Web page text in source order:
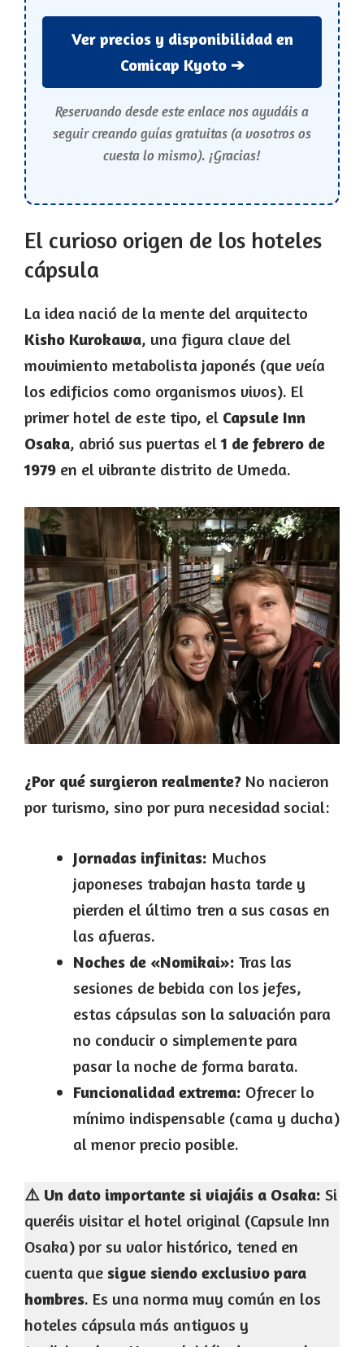
Ver precios y disponibilidad en
Comicap Kyoto ➔
Reservando desde este enlace nos ayudáis a
seguir creando guías gratuitas (a vosotros os
cuesta lo mismo). ¡Gracias!
El curioso origen de los hoteles
cápsula
La idea nació de la mente del arquitecto
Kisho Kurokawa, una figura clave del
movimiento metabolista japonés (que veía
los edificios como organismos vivos). El
primer hotel de este tipo, el Capsule Inn
Osaka, abrió sus puertas el1 de febrero de
1979 en el vibrante distrito de Umeda.
¿Por qué surgieron realmente? No nacieron
por turismo, sino por pura necesidad social:
Jornadas infinitas: Muchos
japoneses trabajan hasta tarde y
pierden el último tren a sus casas en
las afueras.
Noches de «Nomikai»: Tras las
sesiones de bebida con los jefes,
estas cápsulas son la salvación para
no conducir o simplemente para
pasar la noche de forma barata.
Funcionalidad extrema: Ofrecer lo
mínimo indispensable (cama y ducha)
al menor precio posible.
⚠️ Un dato importante si viajáis a Osaka: Si
queréis visitar el hotel original (Capsule Inn
Osaka) por su valor histórico, tened en
cuenta que sigue siendo exclusivo para
hombres. Es una norma muy común en los
hoteles cápsula más antiguos y